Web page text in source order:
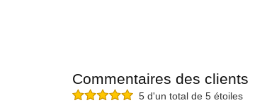
Commentaires des clients
5 d'un total de 5 étoiles